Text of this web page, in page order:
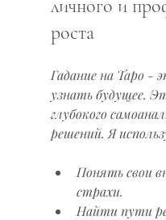
личного и
роста
Гадание на Таро -
узнать будущее.
глубокого
решений. Я
Понять свои
страхи.
Найти пути